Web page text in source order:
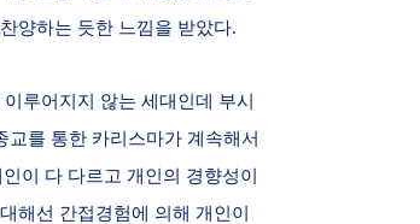
양하는 듯한 느낌을 받았다.
루어지지 않는 세대인데 부시
를 통한 카리스마가 계속해서
이 다 다르고 개인의 경향성이
해선 간접경험에 의해 개인이